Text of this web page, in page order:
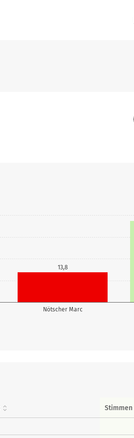
Nötscher Marc
13,8
Stimmen